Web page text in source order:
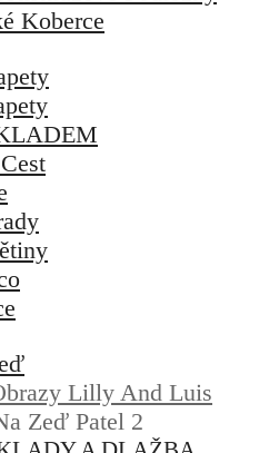
Koberce
Lilly And Luis
Zeď Patel 2